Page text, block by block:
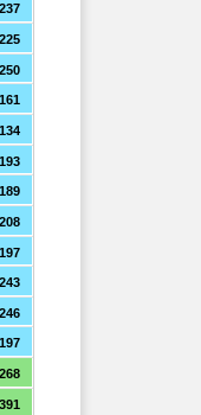
237
225
250
161
134
193
189
208
197
243
246
197
268
391